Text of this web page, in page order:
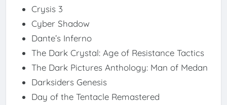
Crysis 3
Cyber Shadow
Dante’s Inferno
The Dark Crystal: Age of Resistance Tactics
The Dark Pictures Anthology: Man of Medan
Darksiders Genesis
Day of the Tentacle Remastered